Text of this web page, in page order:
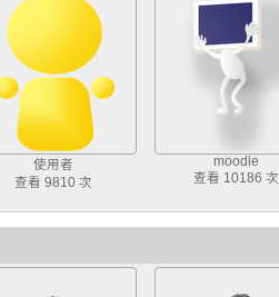
使用者
查看 9810 次
moodle
查看 10186 次